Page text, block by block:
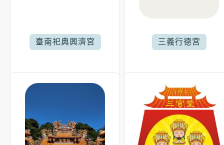
臺南祀典興濟宮 三義行德宮